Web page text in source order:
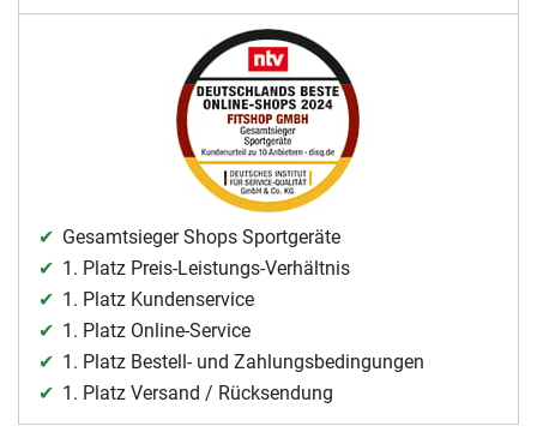
Gesamtsieger Shops Sportgeräte
1. Platz Preis-Leistungs-Verhältnis
1. Platz Kundenservice
1. Platz Online-Service
1. Platz Bestell- und Zahlungsbedingungen
1. Platz Versand / Rücksendung